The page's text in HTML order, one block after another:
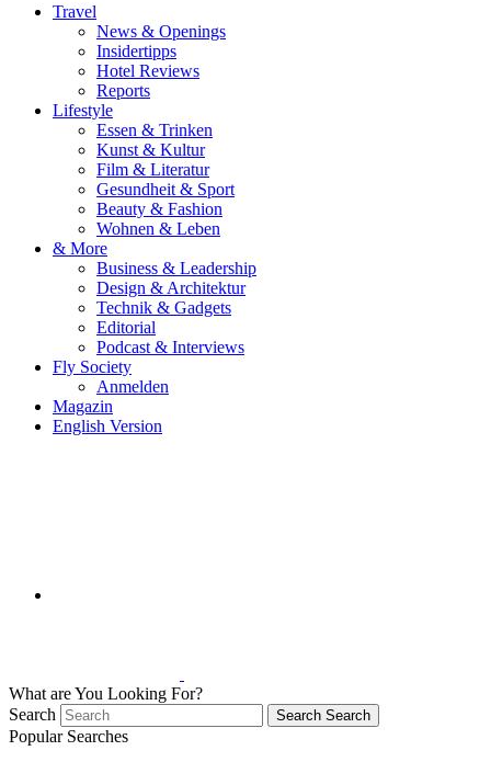
Travel
News & Openings
Insidertipps
Hotel Reviews
Reports
Lifestyle
Essen & Trinken
Kunst & Kultur
Film & Literatur
Gesundheit & Sport
Beauty & Fashion
Wohnen & Leben
& More
Business & Leadership
Design & Architektur
Technik & Gadgets
Editorial
Podcast & Interviews
Fly Society
Anmelden
Magazin
English Version
What are You Looking For?
Search
Search Search
Popular Searches